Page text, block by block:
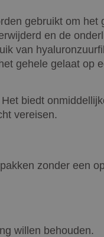
gebruikt om
en de
van
gehele gelaat op
biedt
vereisen.
zonder een
willen behouden.